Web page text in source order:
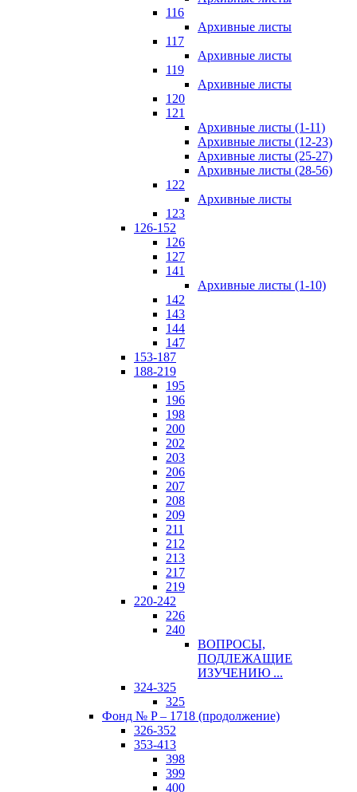
116
Архивные листы
117
Архивные листы
119
Архивные листы
120
121
Архивные листы (1-11)
Архивные листы (12-23)
Архивные листы (25-27)
Архивные листы (28-56)
122
Архивные листы
123
126-152
126
127
141
Архивные листы (1-10)
142
143
144
147
153-187
188-219
195
196
198
200
202
203
206
207
208
209
211
212
213
217
219
220-242
226
240
ВОПРОСЫ,
ПОДЛЕЖАЩИЕ
ИЗУЧЕНИЮ ...
324-325
325
Фонд № P – 1718 (продолжение)
326-352
353-413
398
399
400